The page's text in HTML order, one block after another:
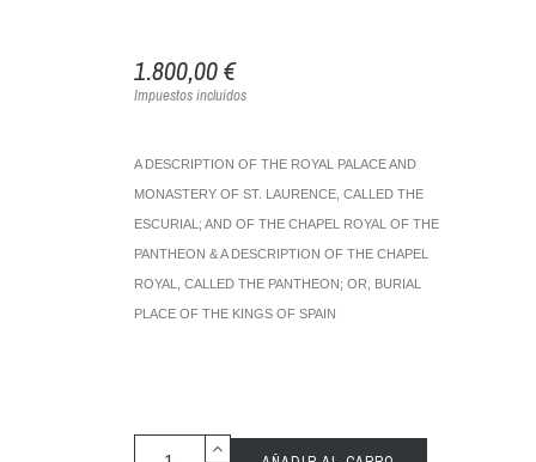
1.800,00 €
Impuestos incluidos
A DESCRIPTION OF THE ROYAL PALACE AND
MONASTERY OF ST. LAURENCE, CALLED THE
ESCURIAL; AND OF THE CHAPEL ROYAL OF THE
PANTHEON & A DESCRIPTION OF THE CHAPEL
ROYAL, CALLED THE PANTHEON; OR, BURIAL
PLACE OF THE KINGS OF SPAIN